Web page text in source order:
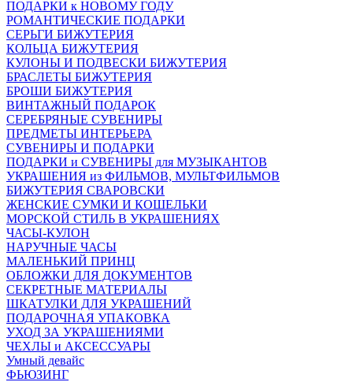
ПОДАРКИ к НОВОМУ ГОДУ
РОМАНТИЧЕСКИЕ ПОДАРКИ
СЕРЬГИ БИЖУТЕРИЯ
КОЛЬЦА БИЖУТЕРИЯ
КУЛОНЫ И ПОДВЕСКИ БИЖУТЕРИЯ
БРАСЛЕТЫ БИЖУТЕРИЯ
БРОШИ БИЖУТЕРИЯ
ВИНТАЖНЫЙ ПОДАРОК
СЕРЕБРЯНЫЕ СУВЕНИРЫ
ПРЕДМЕТЫ ИНТЕРЬЕРА
СУВЕНИРЫ И ПОДАРКИ
ПОДАРКИ и СУВЕНИРЫ для МУЗЫКАНТОВ
УКРАШЕНИЯ из ФИЛЬМОВ, МУЛЬТФИЛЬМОВ
БИЖУТЕРИЯ СВАРОВСКИ
ЖЕНСКИЕ СУМКИ И КОШЕЛЬКИ
МОРСКОЙ СТИЛЬ В УКРАШЕНИЯХ
ЧАСЫ-КУЛОН
НАРУЧНЫЕ ЧАСЫ
МАЛЕНЬКИЙ ПРИНЦ
ОБЛОЖКИ ДЛЯ ДОКУМЕНТОВ
СЕКРЕТНЫЕ МАТЕРИАЛЫ
ШКАТУЛКИ ДЛЯ УКРАШЕНИЙ
ПОДАРОЧНАЯ УПАКОВКА
УХОД ЗА УКРАШЕНИЯМИ
ЧEХЛЫ и АКСЕССУАРЫ
Умный девайс
ФЬЮЗИНГ